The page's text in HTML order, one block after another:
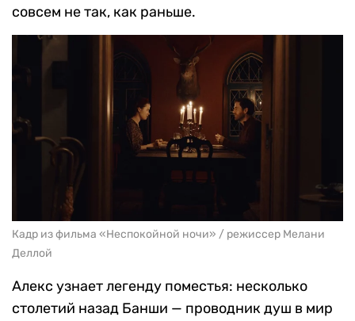
совсем не так, как раньше.
Кадр из фильма «Неспокойной ночи» / режиссер Мелани
Деллой
Алекс узнает легенду поместья: несколько
столетий назад Банши — проводник душ в мир